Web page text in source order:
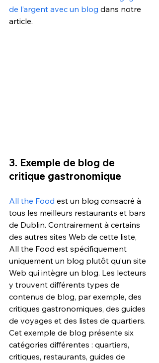
de l’argent avec un blog dans notre
article.
3. Exemple de blog de
critique gastronomique
All the Food est un blog consacré à
tous les meilleurs restaurants et bars
de Dublin. Contrairement à certains
des autres sites Web de cette liste,
All the Food est spécifiquement
uniquement un blog plutôt qu’un site
Web qui intègre un blog. Les lecteurs
y trouvent différents types de
contenus de blog, par exemple, des
critiques gastronomiques, des guides
de voyages et des listes de quartiers.
Cet exemple de blog présente six
catégories différentes : quartiers,
critiques, restaurants, guides de